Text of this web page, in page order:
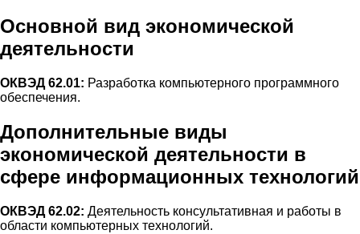
Основной вид экономической
деятельности
ОКВЭД 62.01: Разработка компьютерного программного
обеспечения.
Дополнительные виды
экономической деятельности в
сфере информационных технологий
ОКВЭД 62.02: Деятельность консультативная и работы в
области компьютерных технологий.